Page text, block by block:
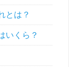
とは？
いくら？